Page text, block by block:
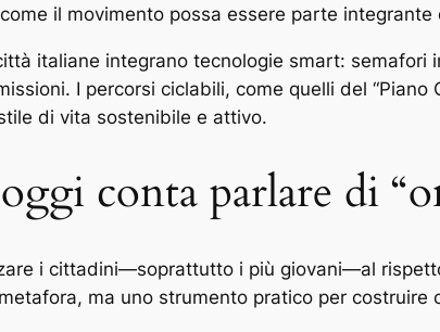
il movimento possa essere parte integrante
italiane integrano tecnologie smart:
I percorsi ciclabili, come quelli del
di vita sostenibile e attivo.
conta parlare di
i cittadini—soprattutto i più giovani—al
ma uno strumento pratico per costruire